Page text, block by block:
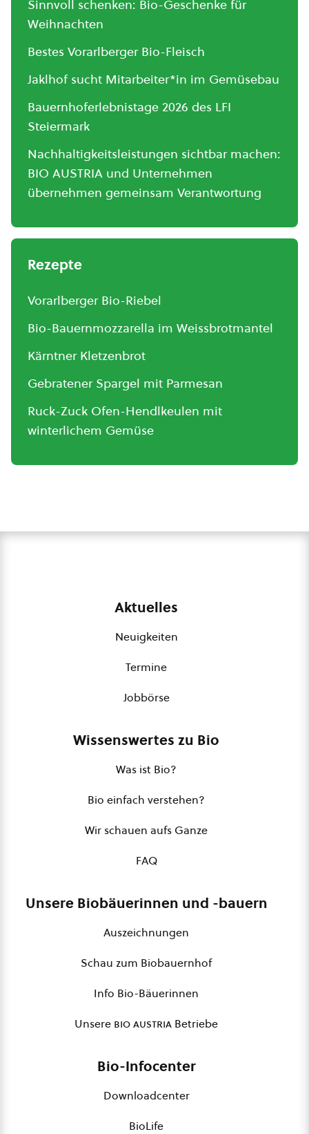
Sinnvoll schenken: Bio-Geschenke für
Weihnachten
Bestes Vorarlberger Bio-Fleisch
Jaklhof sucht Mitarbeiter*in im Gemüsebau
Bauernhoferlebnistage 2026 des LFI
Steiermark
Nachhaltigkeitsleistungen sichtbar machen:
BIO AUSTRIA und Unternehmen
übernehmen gemeinsam Verantwortung
Rezepte
Vorarlberger Bio-Riebel
Bio-Bauernmozzarella im Weissbrotmantel
Kärntner Kletzenbrot
Gebratener Spargel mit Parmesan
Ruck-Zuck Ofen-Hendlkeulen mit
winterlichem Gemüse
Aktuelles
Neuigkeiten
Termine
Jobbörse
Wissenswertes zu Bio
Was ist Bio?
Bio einfach verstehen?
Wir schauen aufs Ganze
FAQ
Unsere Biobäuerinnen und -bauern
Auszeichnungen
Schau zum Biobauernhof
Info Bio-Bäuerinnen
Unsere bio austria Betriebe
Bio-Infocenter
Downloadcenter
BioLife